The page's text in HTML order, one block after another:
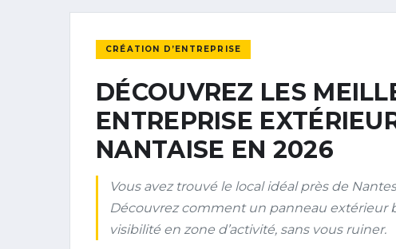
CRÉATION D’ENTREPRISE
DÉCOUVREZ LES
ENTREPRISE
NANTAISE EN 2026
Vous avez trouvé le local idéal près de
Découvrez comment un panneau extérieur
visibilité en zone d’activité, sans vous ruiner.